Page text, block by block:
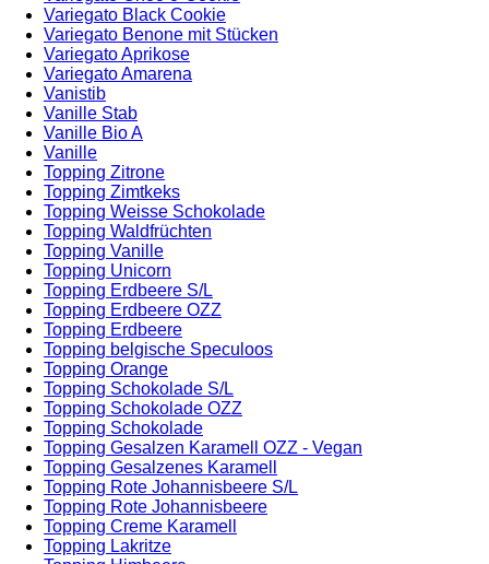
Variegato Black Cookie
Variegato Benone mit Stücken
Variegato Aprikose
Variegato Amarena
Vanistib
Vanille Stab
Vanille Bio A
Vanille
Topping Zitrone
Topping Zimtkeks
Topping Weisse Schokolade
Topping Waldfrüchten
Topping Vanille
Topping Unicorn
Topping Erdbeere S/L
Topping Erdbeere OZZ
Topping Erdbeere
Topping belgische Speculoos
Topping Orange
Topping Schokolade S/L
Topping Schokolade OZZ
Topping Schokolade
Topping Gesalzen Karamell OZZ - Vegan
Topping Gesalzenes Karamell
Topping Rote Johannisbeere S/L
Topping Rote Johannisbeere
Topping Creme Karamell
Topping Lakritze